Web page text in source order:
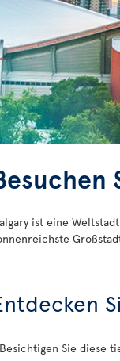
ist eine
Besichtigen Sie diese